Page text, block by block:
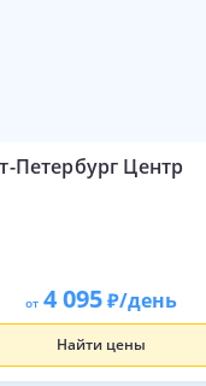
Петербург Центр
от 4 095 /день
Найти цены